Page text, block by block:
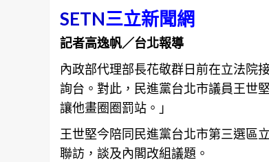
SETN三立新聞網
記者高逸帆／台北報導
內政部代理部長花敬群日前在立法院
詢台。對此，民進黨台北市議員王世
讓他畫圈圈罰站。」
王世堅今陪同民進黨台北市第三選區
聯訪，談及內閣改組議題。